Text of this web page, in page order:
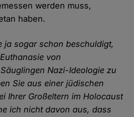
werden muss,
haben.
ja sogar schon beschuldigt,
von
Nazi-Ideologie zu
Sie aus einer jüdischen
Ihrer Großeltern im Holocaust
ich nicht davon aus, dass